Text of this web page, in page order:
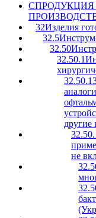
C
32Изделия
32.5
32.50
32.50.1
другие
не